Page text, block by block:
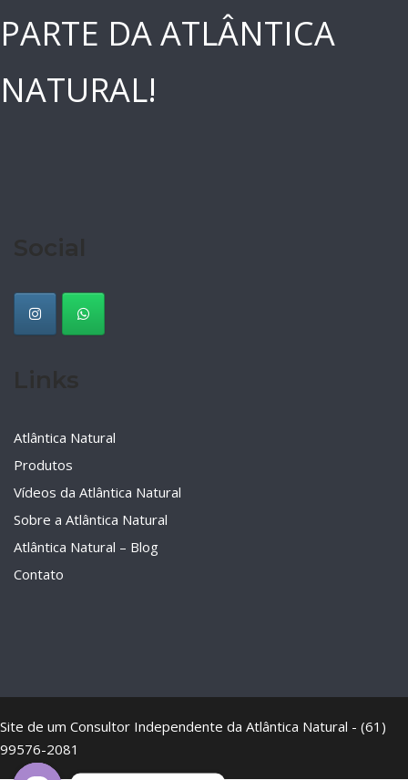
PARTE DA ATLÂNTICA
NATURAL!
Atlântica Natural
Produtos
Vídeos da Atlântica Natural
Sobre a Atlântica Natural
Atlântica Natural – Blog
Contato
Site de um Consultor Independente da Atlântica Natural - (61)
99576-2081